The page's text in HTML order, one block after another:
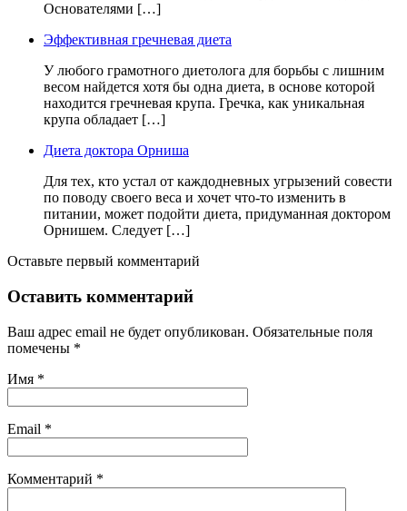
Основателями […]
Эффективная гречневая диета
У любого грамотного диетолога для борьбы с лишним
весом найдется хотя бы одна диета, в основе которой
находится гречневая крупа. Гречка, как уникальная
крупа обладает […]
Диета доктора Орниша
Для тех, кто устал от каждодневных угрызений совести
по поводу своего веса и хочет что-то изменить в
питании, может подойти диета, придуманная доктором
Орнишем. Следует […]
Оставьте первый комментарий
Оставить комментарий
Ваш адрес email не будет опубликован. Обязательные поля
помечены *
Имя *
Email *
Комментарий *